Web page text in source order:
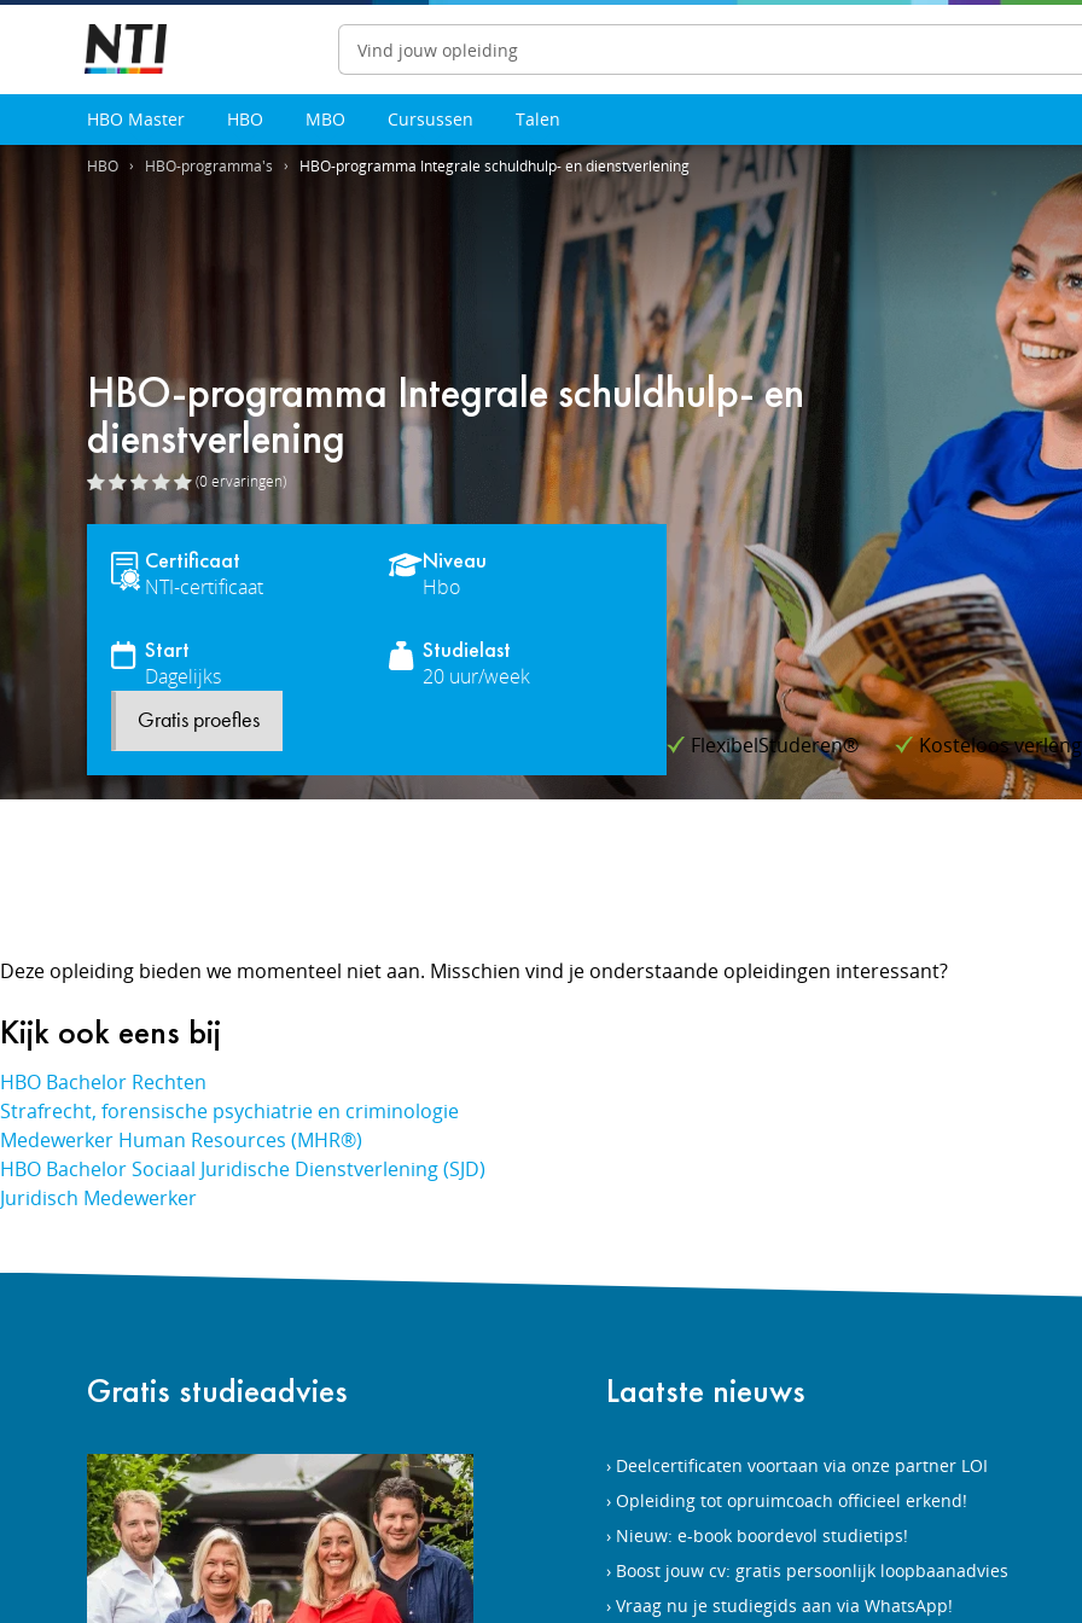
Zoeken
HBO Master HBO MBO Cursussen Talen
HBO HBO-programma's HBO-programma Integrale schuldhulp- en dienstverlening
HBO-programma Integrale schuldhulp- en
dienstverlening
(0ervaringen)
Certificaat
NTI-certificaat
Niveau
Hbo
Start
Dagelijks
Studielast
20 uur/week
Gratis proefles
FlexibelStuderen® Kosteloos
Deze opleiding bieden we momenteel niet aan. Misschien vind je onderstaande opleidingen interessant?
Kijk ook eens bij
HBO Bachelor Rechten
Strafrecht, forensische psychiatrie en criminologie
Medewerker Human Resources (MHR®)
HBO Bachelor Sociaal Juridische Dienstverlening (SJD)
Juridisch Medewerker
Gratis studieadvies Laatste nieuws
Deelcertificaten voortaan via onze partner LOI
Opleiding tot opruimcoach officieel erkend!
Nieuw: e-book boordevol studietips!
Boost jouw cv: gratis persoonlijk loopbaanadvies
Vraag nu je studiegids aan via WhatsApp!